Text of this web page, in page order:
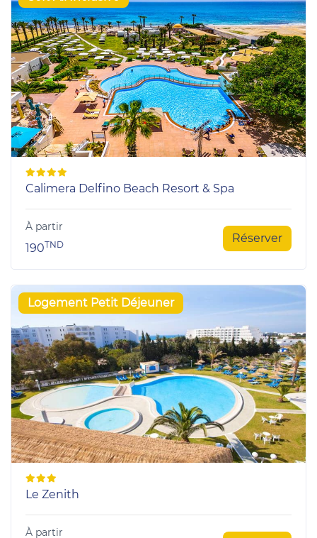
Calimera Delfino Beach Resort & Spa
À partir
190TND Réserver
Logement Petit Déjeuner
Le Zenith
À partir